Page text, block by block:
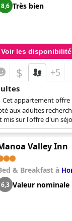
8,6 Très bien
Voir les
$ +5
Cet appartement
aux adultes
mis sur l'offre d'un
Valley Inn
& Breakfast à
6,3 Valeur nominale